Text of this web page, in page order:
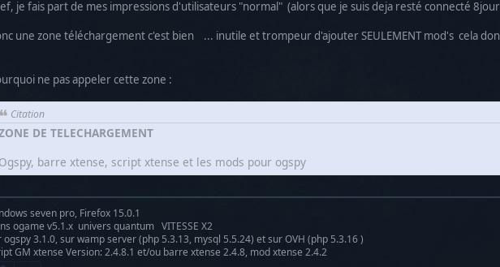
je fais part de mes impressions d'utilisateurs "normal" (alors que je suis deja resté connecté
une zone téléchargement c'est bien ... inutile et trompeur d'ajouter SEULEMENT mod's cela
ne pas appeler cette zone :
Citation
DE TELECHARGEMENT
Ogspy, barre xtense, script xtense et les mods pour ogspy
seven pro, Firefox 15.0.1
ogame v5.1.x univers quantum VITESSE X2
ogspy 3.1.0, sur wamp server (php 5.3.13, mysql 5.5.24) et sur OVH (php 5.3.16 )
GM xtense Version: 2.4.8.1 et/ou barre xtense 2.4.8, mod xtense 2.4.2